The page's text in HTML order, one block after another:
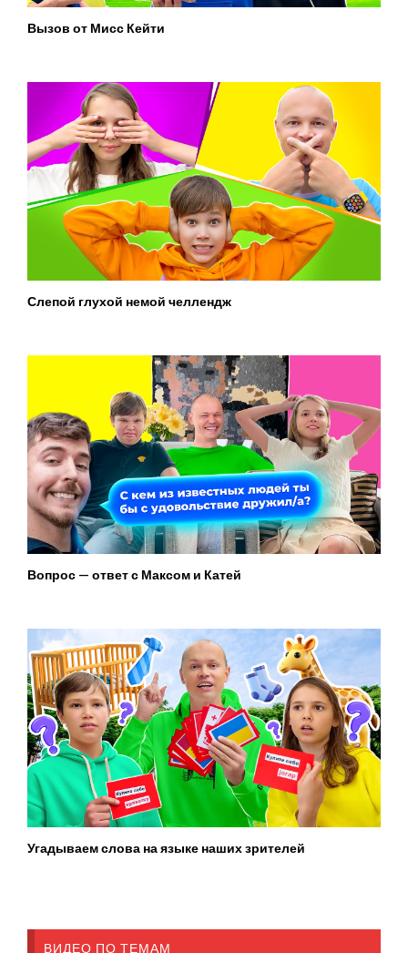
Вызов от Мисс Кейти
Слепой глухой немой челлендж
Вопрос — ответ с Максом и Катей
Угадываем слова на языке наших зрителей
ВИДЕО ПО ТЕМАМ